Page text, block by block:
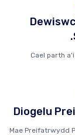
Cael parth
Diogelu
Mae Preifatrwydd